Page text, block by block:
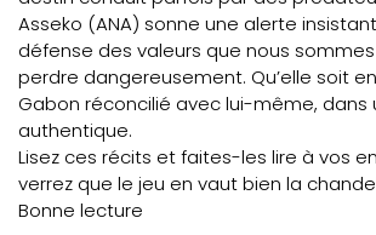
Asseko (ANA) sonne une alerte
défense des valeurs que nous
perdre dangereusement. Qu’elle soit
Gabon réconcilié avec lui-même, dans
authentique.
Lisez ces récits et faites-les lire à vos
verrez que le jeu en vaut bien la
Bonne lecture